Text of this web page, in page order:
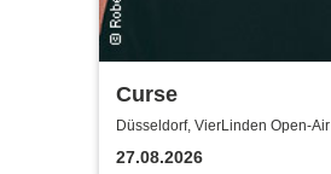
Curse
Düsseldorf, VierLinden Open-Air
27.08.2026